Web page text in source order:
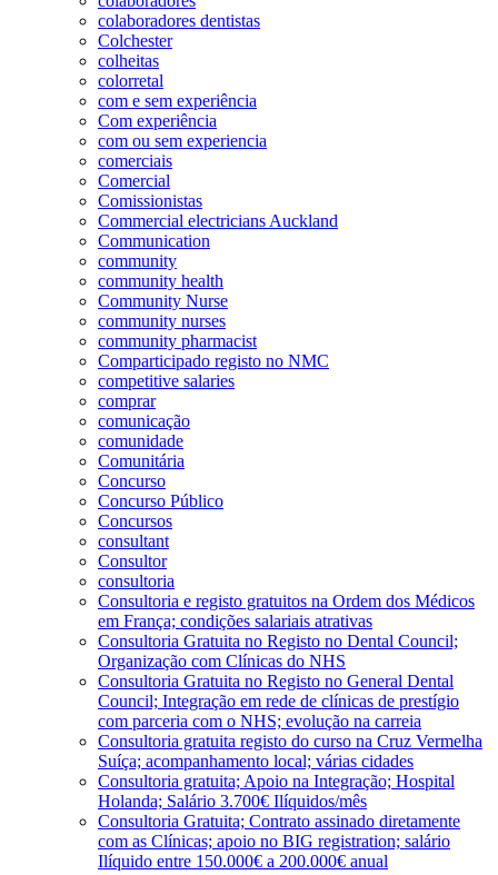
colaboradores dentistas
Colchester
colheitas
colorretal
com e sem experiência
Com experiência
com ou sem experiencia
comerciais
Comercial
Comissionistas
Commercial electricians Auckland
Communication
community
community health
Community Nurse
community nurses
community pharmacist
Comparticipado registo no NMC
competitive salaries
comprar
comunicação
comunidade
Comunitária
Concurso
Concurso Público
Concursos
consultant
Consultor
consultoria
Consultoria e registo gratuitos na Ordem dos Médicos
em França; condições salariais atrativas
Consultoria Gratuita no Registo no Dental Council;
Organização com Clínicas do NHS
Consultoria Gratuita no Registo no General Dental
Council; Integração em rede de clínicas de prestígio
com parceria com o NHS; evolução na carreia
Consultoria gratuita registo do curso na Cruz Vermelha
Suíça; acompanhamento local; várias cidades
Consultoria gratuita; Apoio na Integração; Hospital
Holanda; Salário 3.700€ Ilíquidos/mês
Consultoria Gratuita; Contrato assinado diretamente
com as Clínicas; apoio no BIG registration; salário
Ilíquido entre 150.000€ a 200.000€ anual